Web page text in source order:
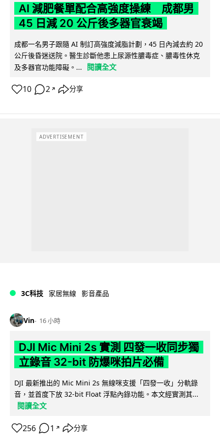
AI 減肥餐單配合高強度操練 成都男
45 日減 20 公斤後多器官衰竭
成都一名男子跟隨 AI 制訂高強度減脂計劃，45 日內減去約 20
公斤後昏迷送院。醫生診斷他患上尿源性膿毒症、膿毒性休克
及多器官功能障礙。...
閱讀全文
10 2 ↗ 分享
ADVERTISEMENT
3C科技 家居無線 影音產品
Vin 16 小時
DJI Mic Mini 2s 實測 四發一收同步獨
立錄音 32-bit 防爆咪拍片必備
DJI 最新推出的 Mic Mini 2s 無線咪支援「四發一收」分軌錄
音，並首度下放 32-bit Float 浮點內錄功能。本文經實測其...
閱讀全文
256 1 ↗ 分享